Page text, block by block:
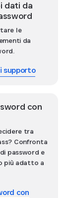
dati da
le
da
supporto
con
tra
Confronta
password e
più adatto a
con